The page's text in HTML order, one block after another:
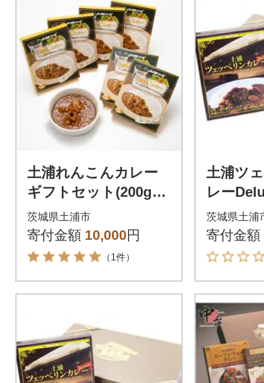
土浦れんこんカレー
ギフトセット(200g×6
個)
茨城県土浦市
寄付金額 10,000円
（1件）
土浦ツ
レー
茨城県土浦
寄付金額